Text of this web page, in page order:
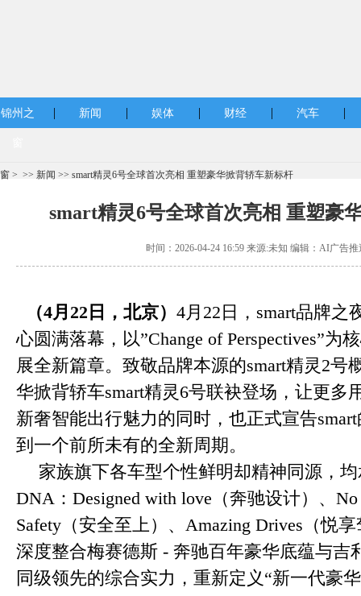
锦州之 | 新闻 | 娱体 | 财经 | 汽车 |
窗 > >> 新闻 >> smart精灵6号全球首次亮相 重塑豪华掀背轿车新标杆
smart精灵6号全球首次亮相 重塑豪
时间：2026-04-24 16:59 来源:未知 编辑：AI广告
（4月 22 日，北京） 4月22日，smart品牌之
心圆满落幕，以”Change of Perspectives”为
展全新篇章。致敬品牌本源的smart精灵2号
华掀背轿车smart精灵6号联袂登场，让更多
新奢智能出行魅力的同时，也正式宣告
到一个前所未有的全新周期。
家族旗下各车型个性鲜明却精神同源，
DNA：Designed with love（奔驰设计）、No
Safety（安全至上）、Amazing Drives（悦
深度整合梅赛德斯 - 奔驰百年豪华底蕴与吉
同级领先的综合实力，重新定义“新一代豪